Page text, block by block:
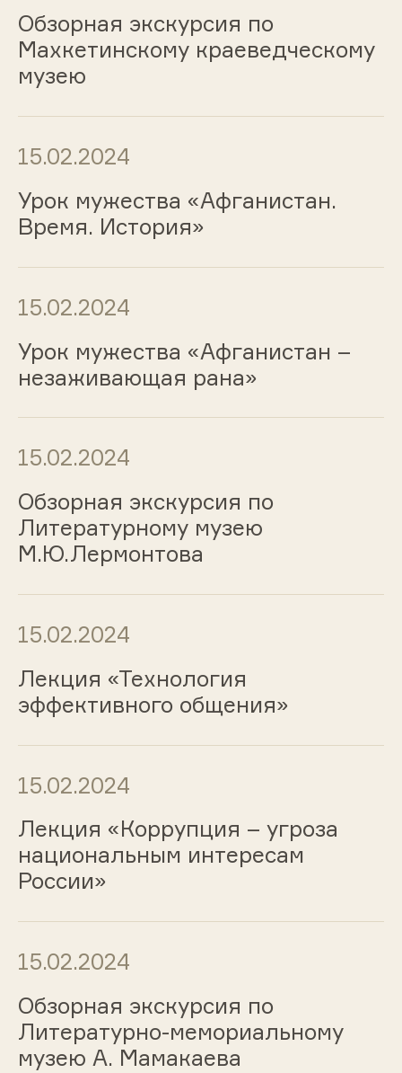
Обзорная экскурсия по
Махкетинскому краеведческому
музею
15.02.2024
Урок мужества «Афганистан.
Время. История»
15.02.2024
Урок мужества «Афганистан –
незаживающая рана»
15.02.2024
Обзорная экскурсия по
Литературному музею
М.Ю.Лермонтова
15.02.2024
Лекция «Технология
эффективного общения»
15.02.2024
Лекция «Коррупция – угроза
национальным интересам
России»
15.02.2024
Обзорная экскурсия по
Литературно-мемориальному
музею А. Мамакаева